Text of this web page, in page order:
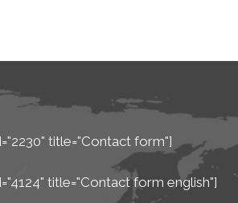
title="Contact form"]
title="Contact form english"]